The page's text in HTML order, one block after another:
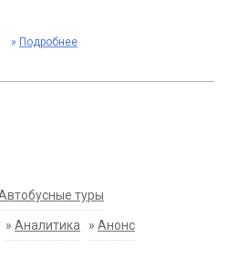
» Подробнее
туры
» Аналитика » Анонс